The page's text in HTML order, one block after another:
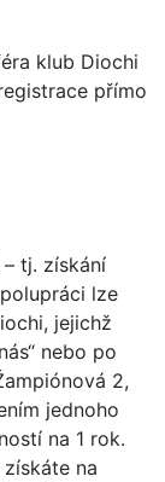
klub Diochi
přímo
– tj. získání
lze
jejichž
nebo po
2,
jednoho
na 1 rok.
na